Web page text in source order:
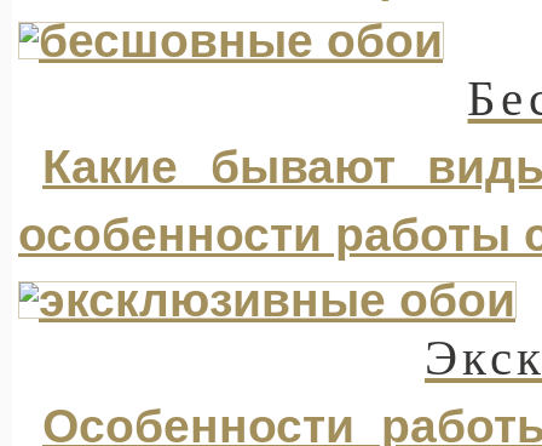
Какие бывают
особенности работы
Особенности